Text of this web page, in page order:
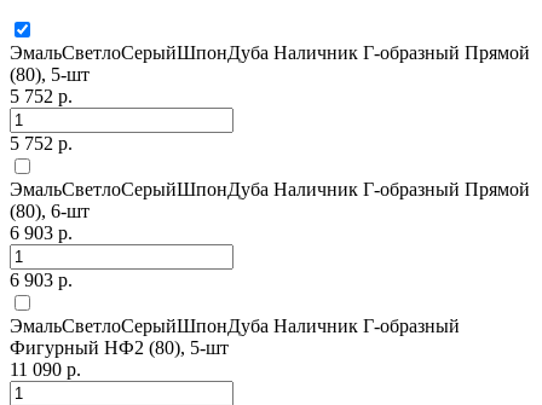
ЭмальСветлоСерыйШпонДуба Наличник Г-образный Прямой
(80), 5-шт
5 752 р.
5 752 р.
ЭмальСветлоСерыйШпонДуба Наличник Г-образный Прямой
(80), 6-шт
6 903 р.
6 903 р.
ЭмальСветлоСерыйШпонДуба Наличник Г-образный
Фигурный НФ2 (80), 5-шт
11 090 р.